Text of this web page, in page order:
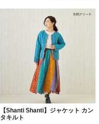
【Shanti Shanti】ジャケット カン
タキルト